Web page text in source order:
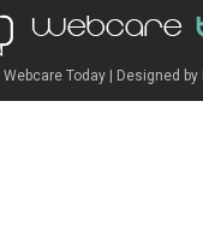
Webcare Today | Designed by